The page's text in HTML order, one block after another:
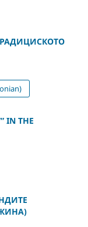
IN THE